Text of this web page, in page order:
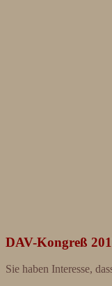
DAV-Kongreß
Sie haben Interesse,